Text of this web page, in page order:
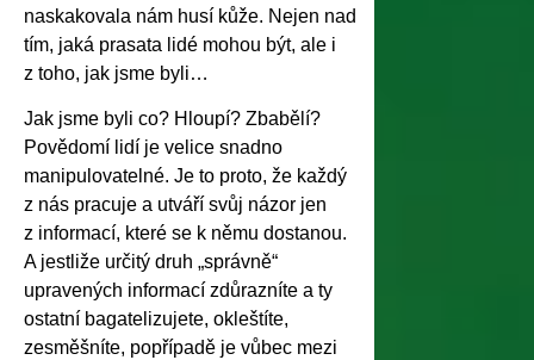
naskakovala nám husí kůže. Nejen nad
tím, jaká prasata lidé mohou být, ale i
z toho, jak jsme byli…
Jak jsme byli co? Hloupí? Zbabělí?
Povědomí lidí je velice snadno
manipulovatelné. Je to proto, že každý
z nás pracuje a utváří svůj názor jen
z informací, které se k němu dostanou.
A jestliže určitý druh „správně“
upravených informací zdůrazníte a ty
ostatní bagatelizujete, okleštíte,
zesměšníte, popřípadě je vůbec mezi